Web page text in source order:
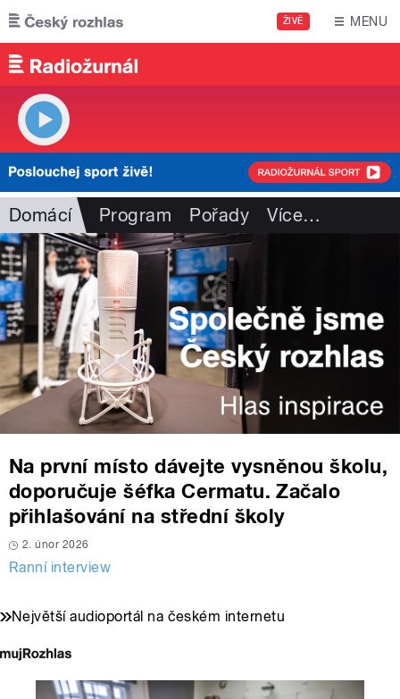
Přejít k hlavnímu obsahu
ŽIVĚ MENU
Domácí Program Pořady Více…
Na první místo dávejte vysněnou školu,
doporučuje šéfka Cermatu. Začalo
přihlašování na střední školy
2. únor 2026
Ranní interview
Největší audioportál na českém internetu